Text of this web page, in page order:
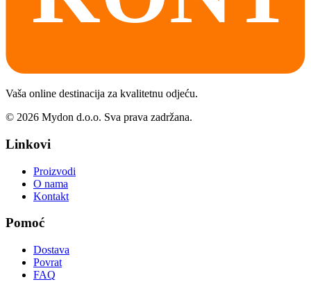
Vaša online destinacija za kvalitetnu odjeću.
© 2026 Mydon d.o.o. Sva prava zadržana.
Linkovi
Proizvodi
O nama
Kontakt
Pomoć
Dostava
Povrat
FAQ